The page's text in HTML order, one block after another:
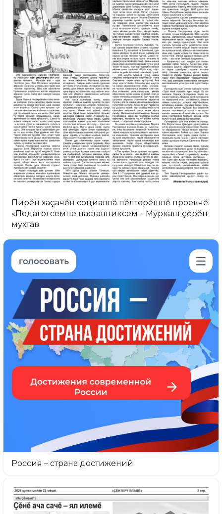
Пирĕн хаçачĕн социаллă пĕлтерĕшлĕ проекчĕ:
«Педагогсемпе наставниксем – Муркаш çĕрĕн
мухтав
Россия – страна достижений